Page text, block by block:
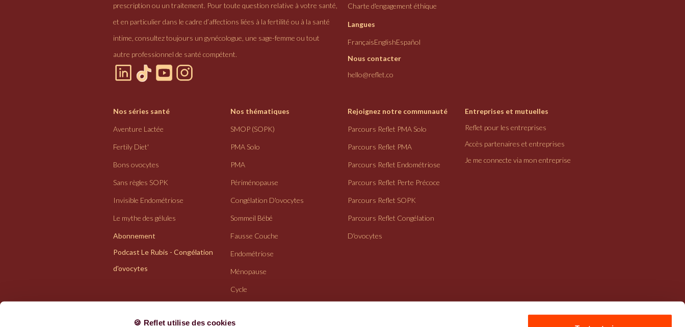
🍪 Reflet utilise des cookies
prescription ou un traitement. Pour toute question relative à votre santé,
et en particulier dans le cadre d’affections liées à la fertilité ou à la santé
intime, consultez toujours un gynécologue, une sage-femme ou tout
autre professionnel de santé compétent.
Charte d'engagement éthique
Langues
FrançaisEnglishEspañol
Nous contacter
hello@reflet.co
Nos séries santé
Aventure Lactée
Fertily Diet'
Bons ovocytes
Sans règles SOPK
Invisible Endométriose
Le mythe des gélules
Abonnement
Podcast Le Rubis - Congélation
d'ovocytes
Nos thématiques
SMOP (SOPK)
PMA Solo
PMA
Périménopause
Congélation D'ovocytes
Sommeil Bébé
Fausse Couche
Endométriose
Ménopause
Cycle
Rejoignez notre communauté
Parcours Reflet PMA Solo
Parcours Reflet PMA
Parcours Reflet Endométriose
Parcours Reflet Perte Précoce
Parcours Reflet SOPK
Parcours Reflet Congélation
D'ovocytes
Entreprises et mutuelles
Reflet pour les entreprises
Accès partenaires et entreprises
Je me connecte via mon entreprise